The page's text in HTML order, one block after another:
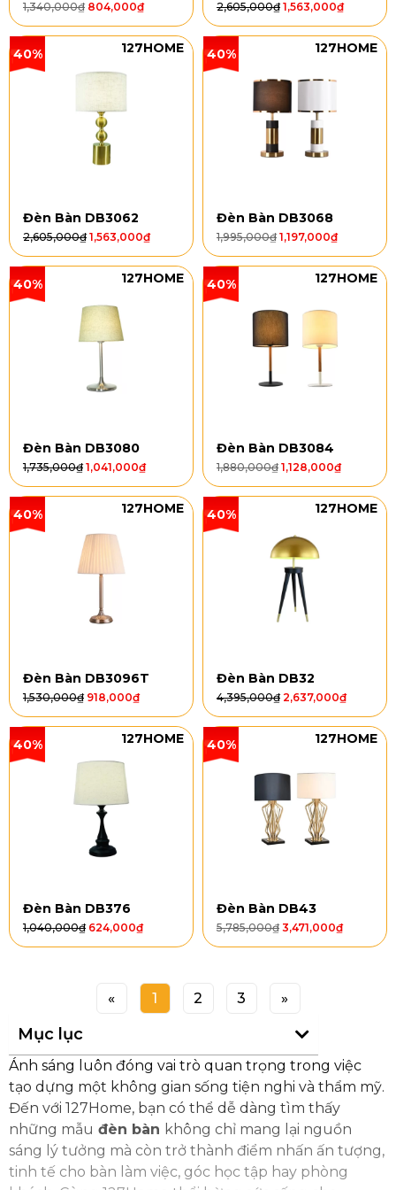
1,340,000₫ 804,000₫ 2,605,000₫ 1,563,000₫
40% 127HOME
Đèn Bàn DB3062
2,605,000₫ 1,563,000₫
40% 127HOME
Đèn Bàn DB3068
1,995,000₫ 1,197,000₫
40% 127HOME
Đèn Bàn DB3080
1,735,000₫ 1,041,000₫
40% 127HOME
Đèn Bàn DB3084
1,880,000₫ 1,128,000₫
40% 127HOME
Đèn Bàn DB3096T
1,530,000₫ 918,000₫
40% 127HOME
Đèn Bàn DB32
4,395,000₫ 2,637,000₫
40% 127HOME
Đèn Bàn DB376
1,040,000₫ 624,000₫
40% 127HOME
Đèn Bàn DB43
5,785,000₫ 3,471,000₫
« 1 2 3 »
Mục lục
Ánh sáng luôn đóng vai trò quan trọng trong việc
tạo dựng một không gian sống tiện nghi và thẩm mỹ.
Đến với 127Home, bạn có thể dễ dàng tìm thấy
những mẫu đèn bàn không chỉ mang lại nguồn
sáng lý tưởng mà còn trở thành điểm nhấn ấn tượng,
tinh tế cho bàn làm việc, góc học tập hay phòng